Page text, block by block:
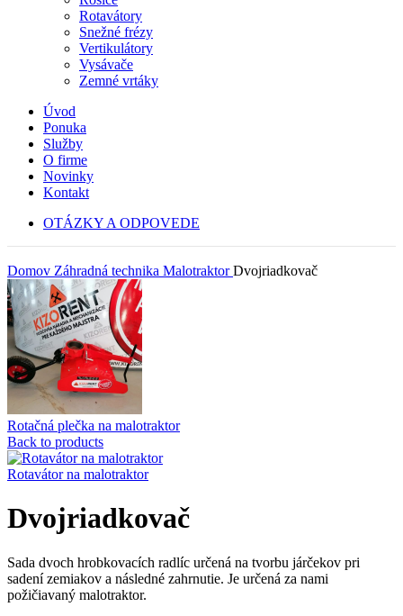
Rotavátory
Snežné frézy
Vertikulátory
Vysávače
Zemné vrtáky
Úvod
Ponuka
Služby
O firme
Novinky
Kontakt
OTÁZKY A ODPOVEDE
Domov Záhradná technika MalotraktorDvojriadkovač
Rotačná plečka na malotraktor
Back to products
Rotavátor na malotraktor
Dvojriadkovač
Sada dvoch hrobkovacích radlíc určená na tvorbu járčekov pri
sadení zemiakov a následné zahrnutie. Je určená za nami
požičiavaný malotraktor.